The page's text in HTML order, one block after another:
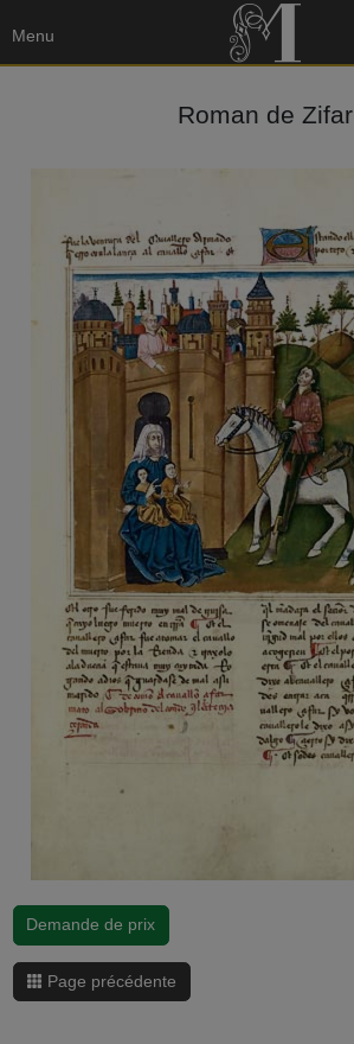
Menu
Roman de Zifar
Demande de prix
Page précédente